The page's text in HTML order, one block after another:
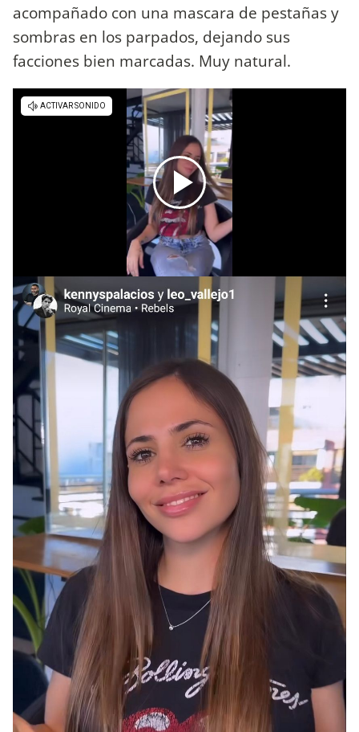
acompañado con una mascara de pestañas y
sombras en los parpados, dejando sus
facciones bien marcadas. Muy natural.